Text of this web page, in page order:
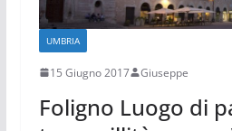
UMBRIA
15 Giugno 2017 Giuseppe
Foligno Luogo di